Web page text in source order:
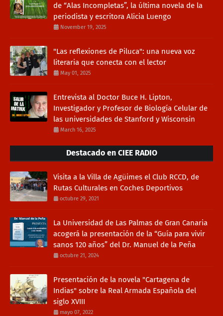
de “Alas Incompletas”, la última novela de la
periodista y escritora Alicia Luengo
November 19, 2025
"Las reflexiones de Piluca": una nueva voz
literaria que conecta con el lector
May 01, 2025
Entrevista al Doctor Buce H. Lipton,
Investigador y Profesor de Biología Celular de
las universidades de Stanford y Wisconsin
March 16, 2025
Destacado en CIEE RADIO
Visita a la Villa de Agüimes el Club RCCD, de
Rutas Culturales en Coches Deportivos
octubre 29, 2021
La Universidad de Las Palmas de Gran Canaria
acogerá la presentación de la “Guía para vivir
sanos 120 años” del Dr. Manuel de la Peña
octubre 21, 2024
Presentación de la novela "Cartagena de
Indias" sobre la Real Armada Española del
siglo XVIII
mayo 07, 2022